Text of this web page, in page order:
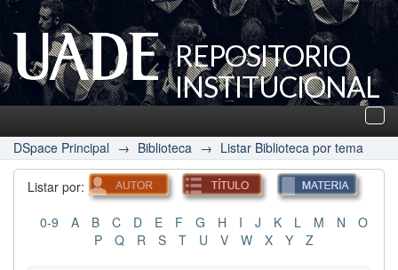
REPOSITORIO
INSTITUCIONAL
UADE
DSpace Principal → Biblioteca → Listar Biblioteca por tema
Listar por:
0-9 A B C D E F G H I J K L M N
O
P
Q R S T U V W X Y Z